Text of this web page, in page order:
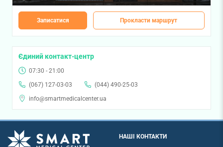
Записатися Прокласти маршрут
Єдиний контакт-центр
07:30 - 21:00
(067) 127-03-03
(044) 490-25-03
info@smartmedicalcenter.ua
НАШІ КОНТАКТИ